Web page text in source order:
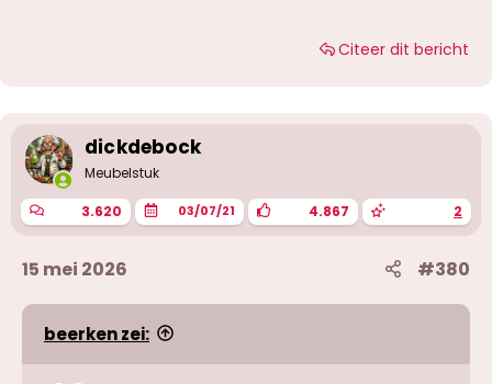
Citeer dit bericht
dickdebock
Meubelstuk
3.620 03/07/21 4.867 2
15 mei 2026 #380
beerken zei: